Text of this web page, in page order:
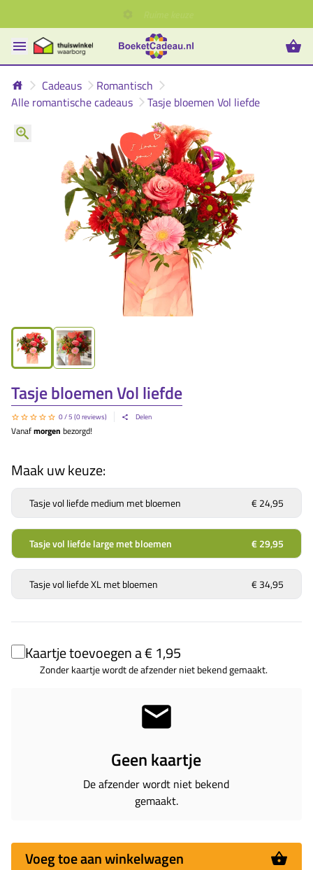
Cadeaus
Romantisch
Alle romantische cadeaus
Tasje bloemen Vol liefde
Tasje bloemen Vol liefde
0/ 5 (0reviews) Delen
Vanafmorgen bezorgd!
Maak uw keuze:
Tasje vol liefde medium met bloemen € 24,95
Tasje vol liefde large met bloemen € 29,95
Tasje vol liefde XL met bloemen € 34,95
Kaartje toevoegen a € 1,95
Zonder kaartje wordt de afzender niet bekend gemaakt.
Geen kaartje
De afzender wordt niet bekend
gemaakt.
Voeg toe aan winkelwagen